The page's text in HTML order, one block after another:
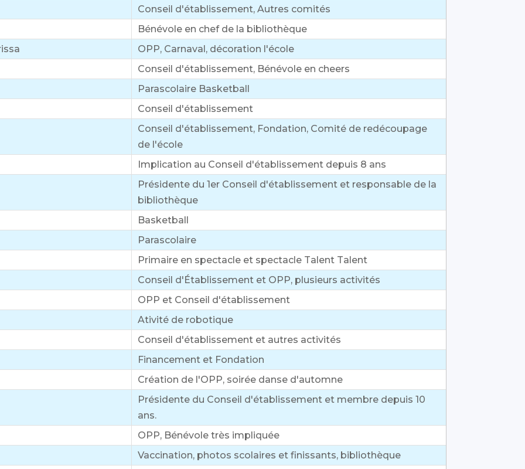
Conseil d'établissement, Autres comités
Bénévole en chef de la bibliothèque
OPP, Carnaval, décoration l'école
Conseil d'établissement, Bénévole en cheers
Parascolaire Basketball
Conseil d'établissement
Conseil d'établissement, Fondation, Comité de redécoupage
de l'école
Implication au Conseil d'établissement depuis 8 ans
Présidente du 1er Conseil d'établissement et responsable de la
bibliothèque
Basketball
Parascolaire
Primaire en spectacle et spectacle Talent Talent
Conseil d'Établissement et OPP, plusieurs activités
OPP et Conseil d'établissement
Ativité de robotique
Conseil d'établissement et autres activités
Financement et Fondation
Création de l'OPP, soirée danse d'automne
Présidente du Conseil d'établissement et membre depuis 10
ans.
OPP, Bénévole très impliquée
Vaccination, photos scolaires et finissants, bibliothèque